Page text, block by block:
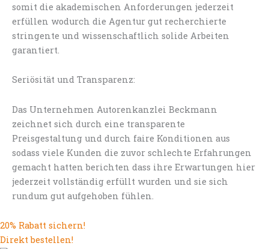
somit die akademischen Anforderungen jederzeit
erfüllen wodurch die Agentur gut recherchierte
stringente und wissenschaftlich solide Arbeiten
garantiert.
Seriösität und Transparenz:
Das Unternehmen Autorenkanzlei Beckmann
zeichnet sich durch eine transparente
Preisgestaltung und durch faire Konditionen aus
sodass viele Kunden die zuvor schlechte Erfahrungen
gemacht hatten berichten dass ihre Erwartungen hier
jederzeit vollständig erfüllt wurden und sie sich
rundum gut aufgehoben fühlen.
20% Rabatt sichern!
Direkt bestellen!